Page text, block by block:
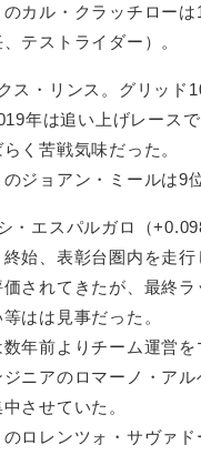
カル・クラッチロー
テストライダー）。
ス・リンス。グリッド
年は追い上げレース
く苦戦気味だった。
ジョアン・ミールは9位
・エスパルガロ（
始、表彰台圏内を走
されてきたが、最終
はは見事だった。
年前よりチーム運営
ニアのロマーノ・ア
させていた。
ロレンツォ・サヴァ